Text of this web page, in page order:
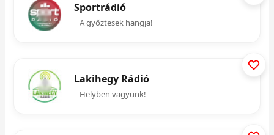
Sportrádió
A győztesek hangja!
Lakihegy Rádió
Helyben vagyunk!